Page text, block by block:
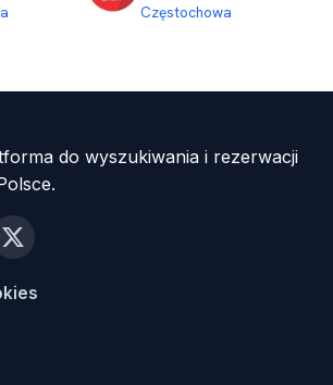
Częstochowa
do wyszukiwania i rezerwacji
X